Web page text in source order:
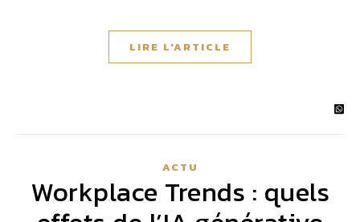
LIRE L'ARTICLE
ACTU
Workplace Trends : quels